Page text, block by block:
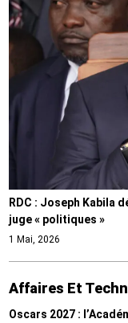
RDC : Joseph Kabila
juge « politiques »
1 Mai, 2026
Affaires Et
Oscars 2027 :